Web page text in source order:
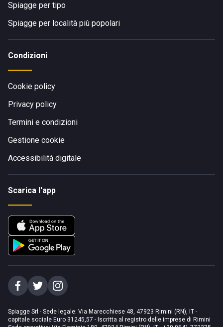
Spiagge per tipo
Spiagge per località più popolari
Condizioni
Cookie policy
Privacy policy
Termini e condizioni
Gestione cookie
Accessibilità digitale
Scarica l'app
Spiagge Srl - Sede legale: Via Marecchiese 48, 47923 Rimini (RN), IT -
capitale sociale Euro 31245,57 - Iscritta al registro delle imprese di Rimini